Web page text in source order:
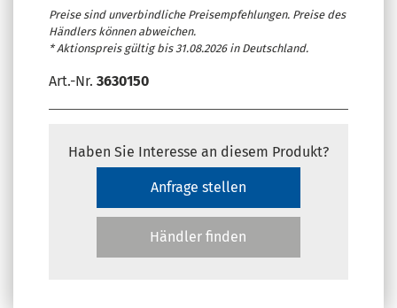
Preise sind unverbindliche Preisempfehlungen. Preise des
Händlers können abweichen.
* Aktionspreis gültig bis 31.08.2026 in Deutschland.
Art.-Nr. 3630150
Haben Sie Interesse an diesem Produkt?
Anfrage stellen
Händler finden